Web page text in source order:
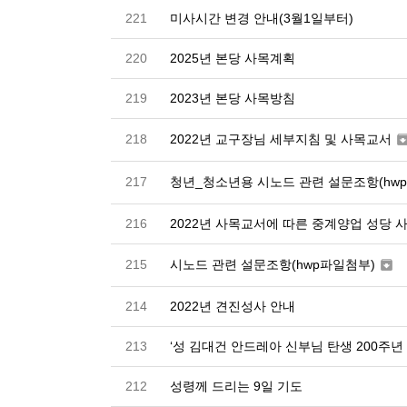
221 미사시간 변경 안내(3월1일부터)
220 2025년 본당 사목계획
219 2023년 본당 사목방침
218 2022년 교구장님 세부지침 및 사목교서
217 청년_청소년용 시노드 관련 설문조항
216 2022년 사목교서에 따른 중계양업 성당
215 시노드 관련 설문조항(hwp파일첨부) 
214 2022년 견진성사 안내
213 ‘성 김대건 안드레아 신부님 탄생 200주년
212 성령께 드리는 9일 기도